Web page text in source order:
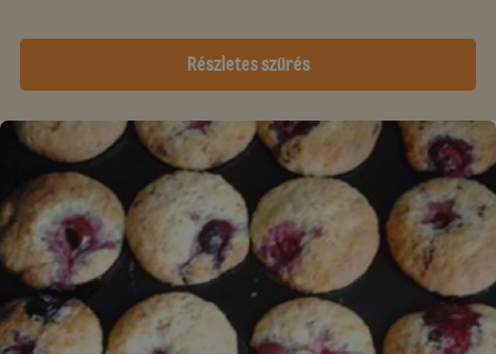
Részletes szűrés